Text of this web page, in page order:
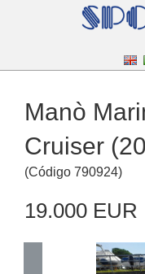
Manò
Cruiser
(Código 790924)
19.000 EUR